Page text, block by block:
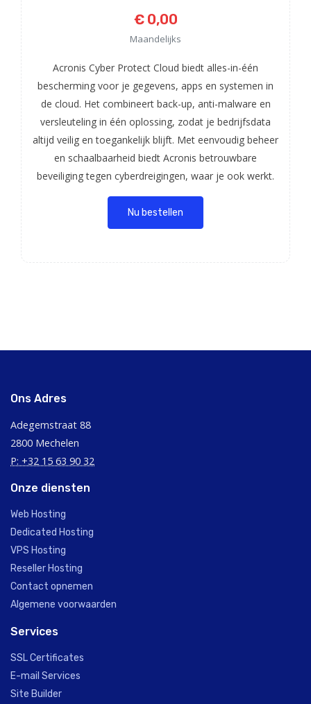
€ 0,00
Maandelijks
Acronis Cyber Protect Cloud biedt alles-in-één
bescherming voor je gegevens, apps en systemen in
de cloud. Het combineert back-up, anti-malware en
versleuteling in één oplossing, zodat je bedrijfsdata
altijd veilig en toegankelijk blijft. Met eenvoudig beheer
en schaalbaarheid biedt Acronis betrouwbare
beveiliging tegen cyberdreigingen, waar je ook werkt.
Nu bestellen
Ons Adres
Adegemstraat 88
2800 Mechelen
P: +32 15 63 90 32
Onze diensten
Web Hosting
Dedicated Hosting
VPS Hosting
Reseller Hosting
Contact opnemen
Algemene voorwaarden
Services
SSL Certificates
E-mail Services
Site Builder